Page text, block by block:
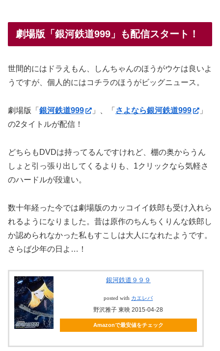
劇場版「銀河鉄道999」も配信スタート！
世間的にはドラえもん、しんちゃんのほうがウケは良いよ
うですが、個人的にはコチラのほうがビッグニュース。
劇場版「 銀河鉄道999 」、「 さよなら銀河鉄道999
」
の2タイトルが配信！
どちらもDVDは持ってるんですけれど、棚の奥からうん
しょと引っ張り出してくるよりも、1クリックなら気軽さ
のハードルが段違い。
数十年経った今では劇場版のカッコイイ鉄郎も受け入れら
れるようになりました。昔は原作のちんちくりんな鉄郎し
か認められなかった私もすこしは大人になれたようです。
さらば少年の日よ…！
銀河鉄道９９９
posted with カエレバ
野沢雅子 東映 2015-04-28
Amazonで最安値をチェック